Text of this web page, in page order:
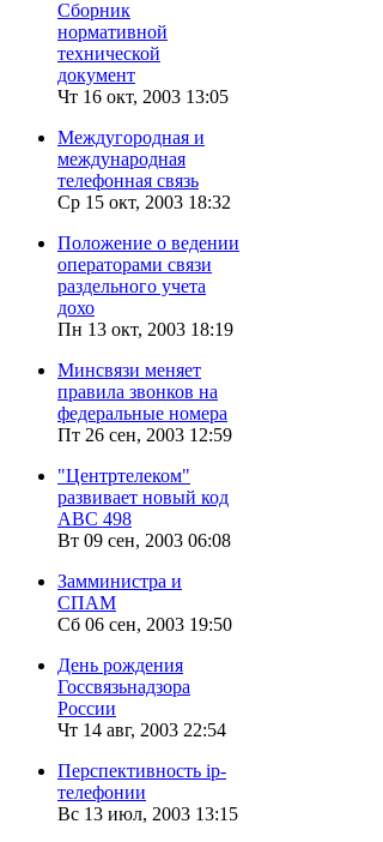
Сборник
нормативной
технической
документ
Чт 16 окт, 2003 13:05
Междугородная и
международная
телефонная связь
Ср 15 окт, 2003 18:32
Положение о ведении
операторами связи
раздельного учета
дохо
Пн 13 окт, 2003 18:19
Минсвязи меняет
правила звонков на
федеральные номера
Пт 26 сен, 2003 12:59
"Центртелеком"
развивает новый код
АВС 498
Вт 09 сен, 2003 06:08
Замминистра и
СПАМ
Сб 06 сен, 2003 19:50
День рождения
Госсвязьнадзора
России
Чт 14 авг, 2003 22:54
Перспективность ip-
телефонии
Вс 13 июл, 2003 13:15